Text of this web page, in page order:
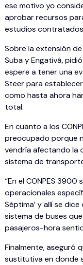
ese motivo yo
aprobar recursos
estudios
Sobre la extensión
Suba y Engativá,
espere a tener una
Steer para
como hasta ahora
total.
En cuanto a los
preocupado porque
vendría afectando la
sistema de
“En el CONPES
operacionales
Séptima’ y allí se
sistema de buses
pasajeros-hora
Finalmente, aseguró
sustitutiva en donde